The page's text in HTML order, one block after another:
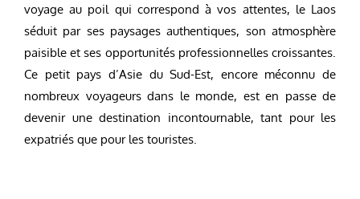
voyage au poil qui correspond à vos attentes, le Laos
séduit par ses paysages authentiques, son atmosphère
paisible et ses opportunités professionnelles croissantes.
Ce petit pays d’Asie du Sud-Est, encore méconnu de
nombreux voyageurs dans le monde, est en passe de
devenir une destination incontournable, tant pour les
expatriés que pour les touristes.